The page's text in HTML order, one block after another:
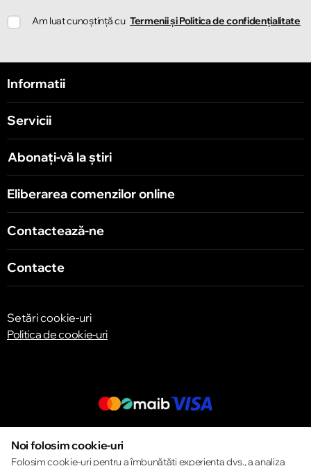
Am luat cunoștință cu Termenii și Politica de confidențialitate
Informatii
Servicii
Abonați-vă la știri
Eliberarea comenzilor online
Contactează-ne
Contacte
Setări cookie-uri
Politica de cookie-uri
© 2013 – 2026 ECOM
Noi folosim cookie-uri
Folosim cookie-uri pentru a îmbunătăți experiența dvs., a analiza